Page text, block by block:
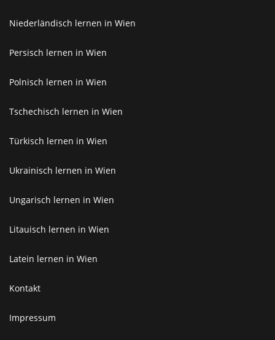
Niederländisch lernen in Wien
Persisch lernen in Wien
Polnisch lernen in Wien
Tschechisch lernen in Wien
Türkisch lernen in Wien
Ukrainisch lernen in Wien
Ungarisch lernen in Wien
Litauisch lernen in Wien
Latein lernen in Wien
Kontakt
Impressum